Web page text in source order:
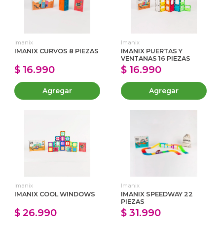
Imanix
IMANIX CURVOS 8 PIEZAS
$ 16.990
Agregar
Imanix
IMANIX PUERTAS Y
VENTANAS 16 PIEZAS
$ 16.990
Agregar
Imanix
IMANIX COOL WINDOWS
$ 26.990
Imanix
IMANIX SPEEDWAY 22
PIEZAS
$ 31.990